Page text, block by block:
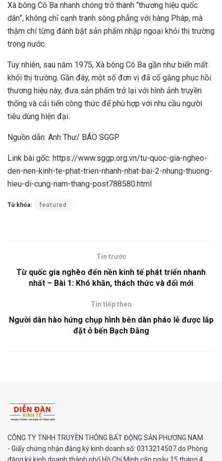
Xà bông Cô Ba nhanh chóng trở thành “thương hiệu quốc
dân”, không chỉ cạnh tranh sòng phẳng với hàng Pháp, mà
thậm chí từng đánh bật sản phẩm nhập ngoại khỏi thị trường
trong nước.
Tuy nhiên, sau năm 1975, Xà bông Cô Ba gần như biến mất
khỏi thị trường. Gần đây, một số đơn vị đã cố gắng phục hồi
thương hiệu này, đưa sản phẩm trở lại với hình ảnh truyền
thống và cải tiến công thức để phù hợp với nhu cầu người
tiêu dùng hiện đại.
Nguồn dẫn: Anh Thư/ BÁO SGGP
Link bài gốc: https://www.sggp.org.vn/tu-quoc-gia-ngheo-
den-nen-kinh-te-phat-trien-nhanh-nhat-bai-2-nhung-thuong-
hieu-di-cung-nam-thang-post788580.html
Từ khóa: featured
Tin trước
Từ quốc gia nghèo đến nền kinh tế phát triển nhanh
nhất – Bài 1: Khó khăn, thách thức và đổi mới
Tin tiếp theo
Người dân hào hứng chụp hình bên dàn pháo lễ được lắp
đặt ở bến Bạch Đằng
CÔNG TY TNHH TRUYỀN THÔNG BẤT ĐỘNG SẢN PHƯƠNG NAM
- Giấy chứng nhận đăng ký kinh doanh số: 0313214507 do Phòng
đăng ký kinh doanh thành phố Hồ Chí Minh cấp ngày 15 tháng 4